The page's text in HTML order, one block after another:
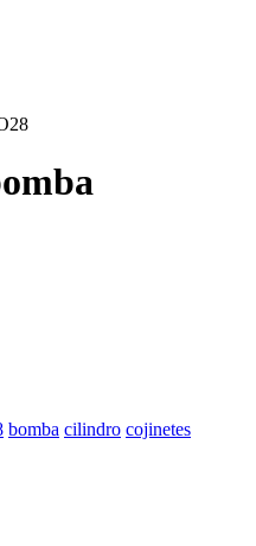
bomba cilindro cojinetes